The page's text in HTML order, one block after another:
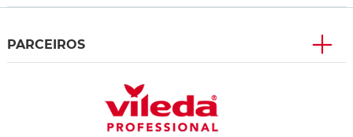
PARCEIROS